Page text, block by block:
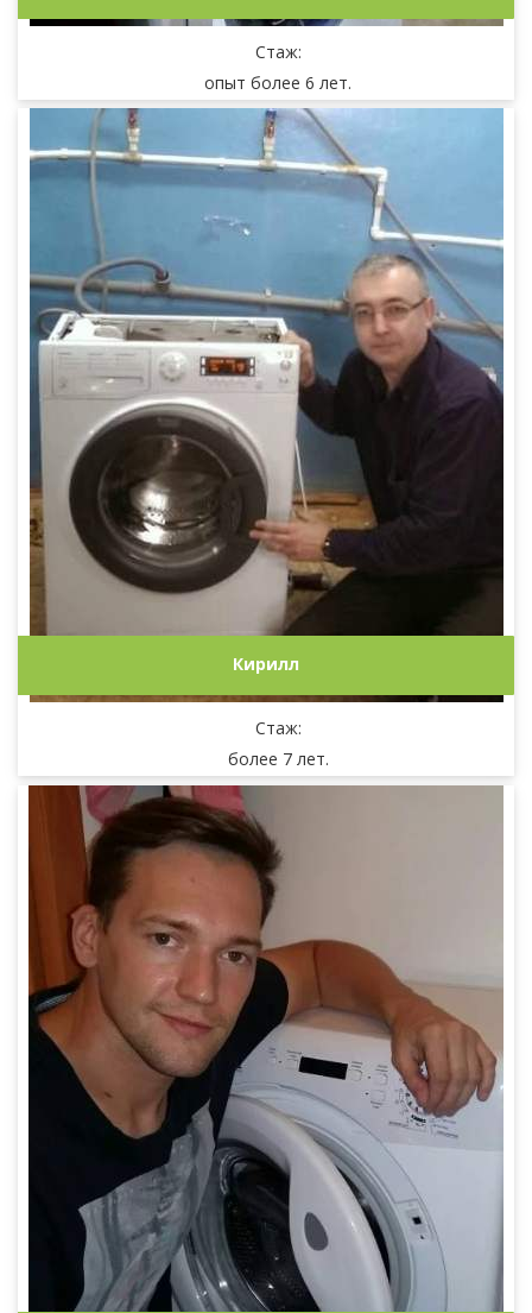
Стаж:
опыт более 6 лет.
Кирилл
Стаж:
более 7 лет.